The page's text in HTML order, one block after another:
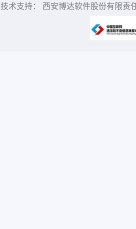
技术支持： 西安博达软件股份有限责